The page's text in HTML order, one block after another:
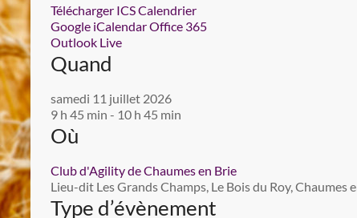
Télécharger ICSCalendrier
Google iCalendarOffice 365
Outlook Live
Quand
samedi 11 juillet 2026
9 h 45 min - 10 h 45 min
Où
Club d'Agility de Chaumes en Brie
Lieu-dit Les Grands Champs, Le Bois du Roy, Chaumes
Type d’évènement